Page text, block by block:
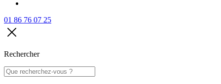
01 86 76 07 25
Rechercher